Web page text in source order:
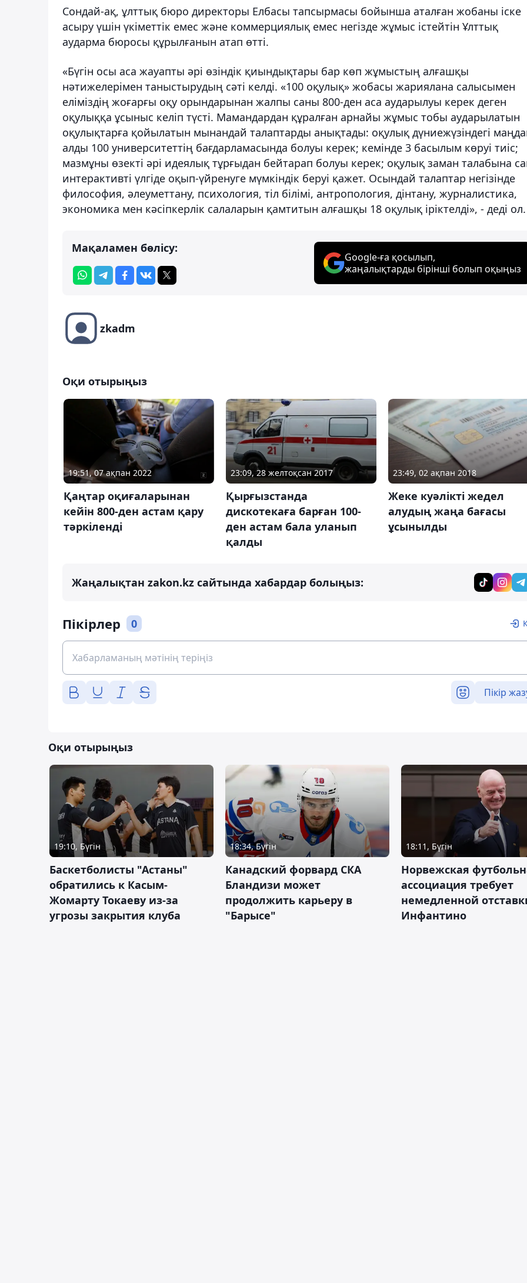
Сондай-ақ, ұлттық бюро директоры Елбасы тапсырмасы бойынша аталған жобаны іске
асыру үшін үкіметтік емес және коммерциялық емес негізде жұмыс істейтін Ұлттық
аударма бюросы құрылғанын атап өтті.
«Бүгін осы аса жауапты әрі өзіндік қиындықтары бар көп жұмыстың алғашқы
нәтижелерімен таныстырудың сәті келді. «100 оқулық» жобасы жариялана салысымен
еліміздің жоғарғы оқу орындарынан жалпы саны 800-ден аса аударылуы керек деген
оқулыққа ұсыныс келіп түсті. Мамандардан құралған арнайы жұмыс тобы аударылатын
оқулықтарға қойылатын мынандай талаптарды анықтады: оқулық дүниежүзіндегі
алды 100 университеттің бағдарламасында болуы керек; кемінде 3 басылым көруі тиіс;
мазмұны өзекті әрі идеялық тұрғыдан бейтарап болуы керек; оқулық заман талабына
интерактивті үлгіде оқып-үйренуге мүмкіндік беруі қажет. Осындай талаптар негізінде
философия, әлеуметтану, психология, тіл білімі, антропология, дінтану, журналистика,
экономика мен кәсіпкерлік салаларын қамтитын алғашқы 18 оқулық іріктелді», - деді ол.
Мақаламен бөлісу:
Google-ға қосылып,
жаңалықтарды бірінші болып оқыңыз
zkadm
Оқи отырыңыз
19:51, 07 ақпан 2022
Қаңтар оқиғаларынан
кейін 800-ден астам қару
тәркіленді
23:09, 28 желтоқсан 2017
Қырғызстанда
дискотекаға барған 100-
ден астам бала уланып
қалды
23:49, 02 ақпан 2018
Жеке куәлікті жедел
алудың жаңа бағасы
ұсынылды
Жаңалықтан zakon.kz сайтында хабардар болыңыз:
Пікірлер 0
Пікір
Оқи отырыңыз
19:10, Бүгін
Баскетболисты "Астаны"
обратились к Касым-
Жомарту Токаеву из-за
угрозы закрытия клуба
18:34, Бүгін
Канадский форвард СКА
Бландизи может
продолжить карьеру в
"Барысе"
18:11, Бүгін
Норвежская
ассоциация требует
немедленной
Инфантино